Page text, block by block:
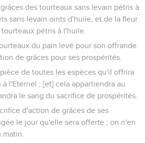
des tourteaux sans levain pétris à
sans levain oints d'huile, et de la fleur
pétris à l'huile.
du pain levé pour son offrande
de grâces pour ses prospérités.
de toutes les espèces qu'il offrira
l'Eternel ; [et] cela appartiendra au
le sang du sacrifice de prospérités.
d'action de grâces de ses
le jour qu'elle sera offerte ; on n'en